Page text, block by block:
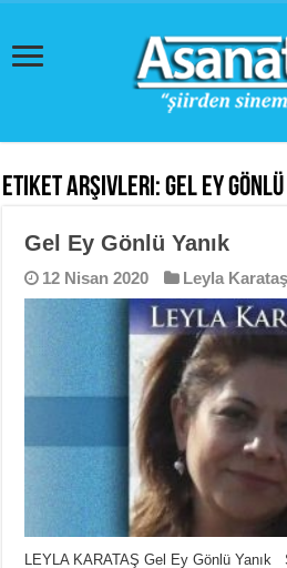
Etiket Arşivleri:Gel Ey Gönlü
Gel Ey Gönlü Yanık
12 Nisan 2020 Leyla Karataş
LEYLA KARATAŞ Gel Ey Gönlü Yanık